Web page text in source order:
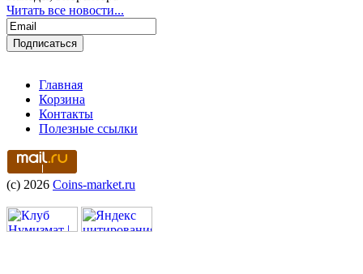
Читать все новости...
Главная
Корзина
Контакты
Полезные ссылки
(c) 2026 Coins-market.ru